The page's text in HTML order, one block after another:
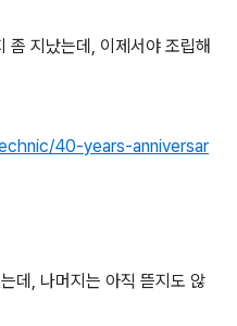
지났는데, 이제서야 조립해
40-years-anniversar
데, 나머지는 아직 뜯지도 않